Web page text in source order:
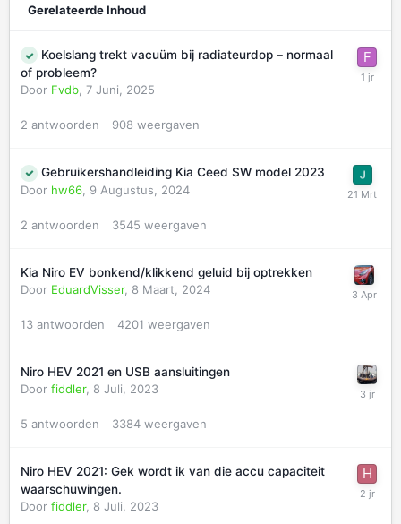
Gerelateerde Inhoud
Koelslang trekt vacuüm bij radiateurdop – normaal
of probleem?
Door Fvdb, 7 Juni, 2025
2 antwoorden 908 weergaven
Gebruikershandleiding Kia Ceed SW model 2023
Door hw66 9 Augustus, 2024
2 antwoorden 3545 weergaven
Kia Niro EV bonkend/klikkend geluid bij optrekken
Door EduardVisser, 8 Maart, 2024
13 antwoorden 4201 weergaven
Niro HEV 2021 en USB aansluitingen
Door fiddler, 8 Juli, 2023
5 antwoorden 3384 weergaven
Niro HEV 2021: Gek wordt ik van die accu capaciteit
waarschuwingen.
Door fiddler, 8 Juli, 2023